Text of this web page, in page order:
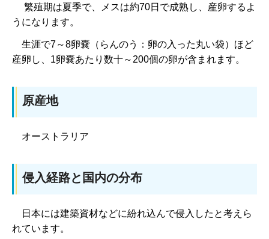
繁殖期は夏季で、
メスは約70日で成熟し、産卵するよ
うになります。
生涯で7～8卵嚢（らんのう：卵の入った丸い袋）ほど
産卵し 、1卵嚢あたり数十～200個の卵が含まれます。
原産地
オーストラリア
侵入経路と国内の分布
日本には建築資材などに紛れ込んで侵入したと考えら
れています。